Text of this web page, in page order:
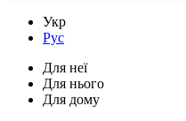
Укр
Рус
Для неї
Для нього
Для дому